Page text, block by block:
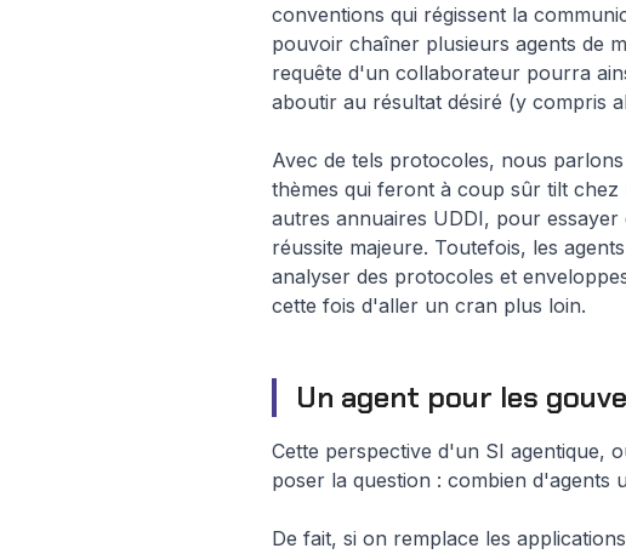
conventions qui régissent la
pouvoir chaîner plusieurs agents de
requête d'un collaborateur pourra
aboutir au résultat désiré (y compris
Avec de tels protocoles, nous
thèmes qui feront à coup sûr tilt chez
autres annuaires UDDI, pour
réussite majeure. Toutefois, les
analyser des protocoles et
cette fois d'aller un cran plus loin.
Un agent pour les
Cette perspective d'un SI agentique,
poser la question : combien d'agents
De fait, si on remplace les